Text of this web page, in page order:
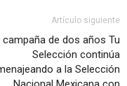
Artículo siguiente
campaña de dos años Tu
Selección continúa
a la Selección